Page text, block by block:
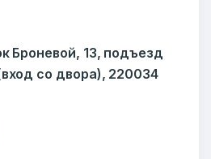
Броневой, 13, подъезд
со двора), 220034